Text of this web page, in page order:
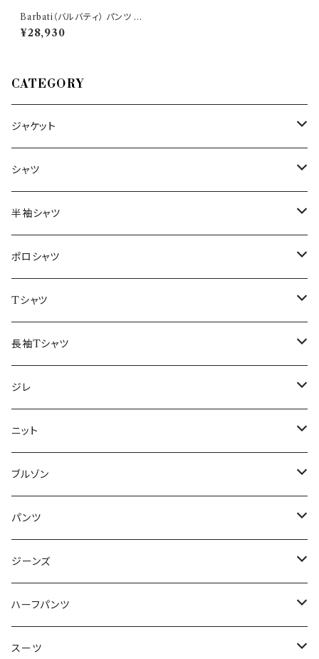
Barbati（バルバティ） パンツ 22
3382 34943
¥28,930
CATEGORY
ジャケット
～44/S
46/M
48/L
50/XL～
シャツ
～44/S
46/M
48/L
50/XL～
半袖シャツ
～44/S
46/M
48/L
50/XL～
ポロシャツ
～44/S
46/M
48/L
50/XL～
Tシャツ
～44/S
46/M
48/L
50/XL～
長袖Tシャツ
～44/S
46/M
48/L
50/XL～
ジレ
～44/S
46/M
48/L
50/XL～
ニット
～44/S
46/M
48/L
50/XL～
ブルゾン
～44/S
46/M
48/L
50/XL～
パンツ
～44/S
46/M
48/L
ジーンズ
～44/S
46/M
ハーフパンツ
～44/S
スーツ